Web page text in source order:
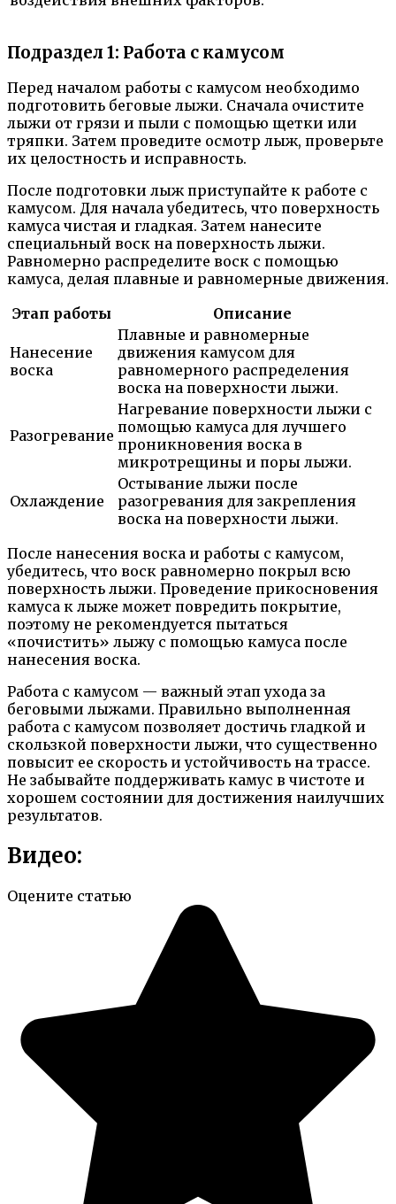
Подраздел 1: Работа с камусом
Перед началом работы с камусом необходимо
подготовить беговые лыжи. Сначала очистите
лыжи от грязи и пыли с помощью щетки или
тряпки. Затем проведите осмотр лыж, проверьте
их целостность и исправность.
После подготовки лыж приступайте к работе с
камусом. Для начала убедитесь, что поверхность
камуса чистая и гладкая. Затем нанесите
специальный воск на поверхность лыжи.
Равномерно распределите воск с помощью
камуса, делая плавные и равномерные движения.
Этап работы
Описание
Нанесение
воска
Плавные и равномерные
движения камусом для
равномерного распределения
воска на поверхности лыжи.
Разогревание
Нагревание поверхности лыжи с
помощью камуса для лучшего
проникновения воска в
микротрещины и поры лыжи.
Охлаждение
Остывание лыжи после
разогревания для закрепления
воска на поверхности лыжи.
После нанесения воска и работы с камусом,
убедитесь, что воск равномерно покрыл всю
поверхность лыжи. Проведение прикосновения
камуса к лыже может повредить покрытие,
поэтому не рекомендуется пытаться
«почистить» лыжу с помощью камуса после
нанесения воска.
Работа с камусом — важный этап ухода за
беговыми лыжами. Правильно выполненная
работа с камусом позволяет достичь гладкой и
скользкой поверхности лыжи, что существенно
повысит ее скорость и устойчивость на трассе.
Не забывайте поддерживать камус в чистоте и
хорошем состоянии для достижения наилучших
результатов.
Видео:
Оцените статью